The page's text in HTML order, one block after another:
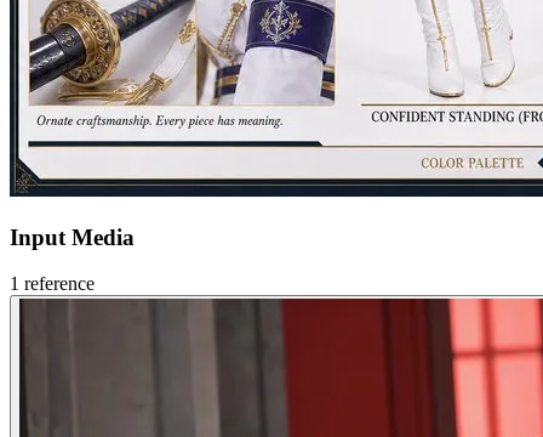
Input Media
1 reference